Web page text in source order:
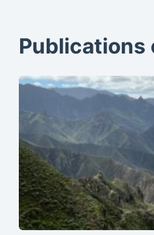
Publications